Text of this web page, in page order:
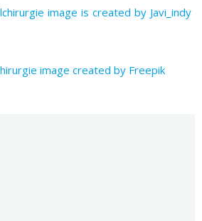
image is created by Javi_indy
image created by Freepik